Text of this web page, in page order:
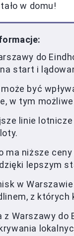
w domu!
do
start i
być
w tym
linie
ma niższe
lepszym
w
z
z Warszawy